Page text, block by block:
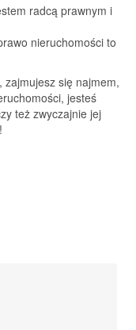
radcą prawnym i
nieruchomości to
się najmem,
jesteś
też zwyczajnie jej